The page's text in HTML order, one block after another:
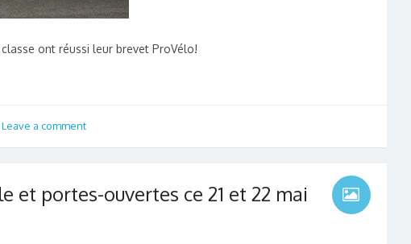
ont réussi leur brevet ProVélo!
Leave a comment
et portes-ouvertes ce 21 et 22 mai